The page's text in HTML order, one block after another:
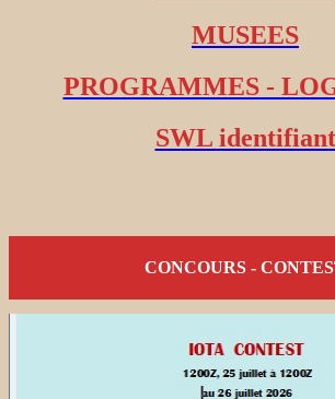
MUSEES
PROGRAMMES -
SWL identifiant
CONCOURS -